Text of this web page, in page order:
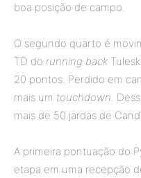
boa posição de campo.
O segundo quarto é
TD do running back
20 pontos. Perdido em
mais um touchdown.
mais de 50 jardas de
A primeira pontuação do
etapa em uma recepção